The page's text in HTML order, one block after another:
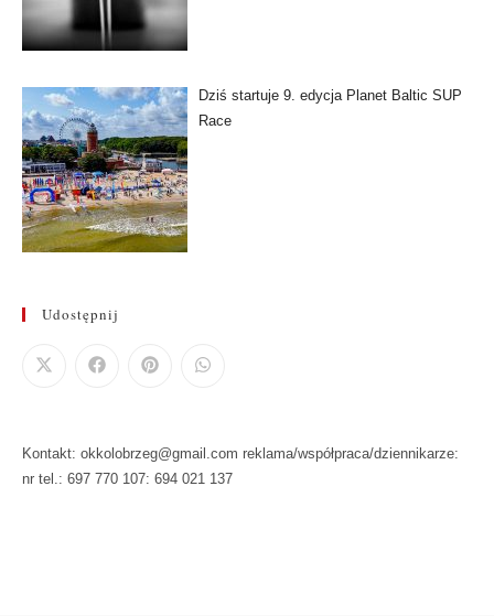
Dziś startuje 9. edycja Planet Baltic SUP
Race
Udostępnij
Kontakt: okkolobrzeg@gmail.com reklama/współpraca/dziennikarze:
nr tel.: 697 770 107: 694 021 137